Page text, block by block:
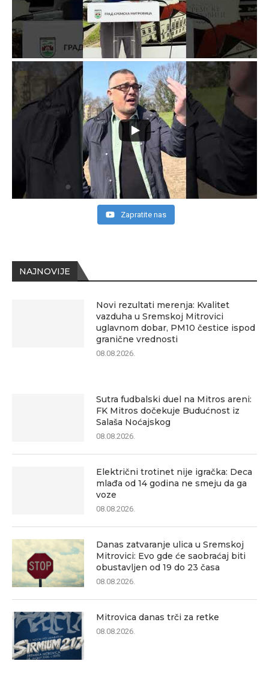
NAJNOVIJE
Novi rezultati merenja: Kvalitet
vazduha u Sremskoj Mitrovici
uglavnom dobar, PM10 čestice ispod
granične vrednosti
08.08.2026.
Sutra fudbalski duel na Mitros areni:
FK Mitros dočekuje Budućnost iz
Salaša Noćajskog
08.08.2026.
Električni trotinet nije igračka: Deca
mlađa od 14 godina ne smeju da ga
voze
08.08.2026.
Danas zatvaranje ulica u Sremskoj
Mitrovici: Evo gde će saobraćaj biti
obustavljen od 19 do 23 časa
08.08.2026.
Mitrovica danas trči za retke
08.08.2026.
Zapratite nas